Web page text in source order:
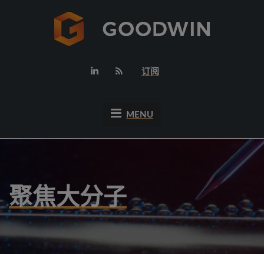
订阅
MENU
聚焦大分子